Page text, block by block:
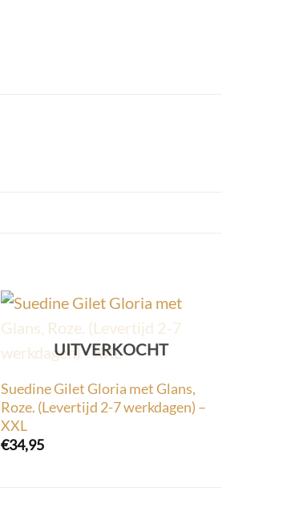
UITVERKOCHT
Suedine Gilet Gloria met Glans,
Roze. (Levertijd 2-7 werkdagen) –
XXL
€34,95